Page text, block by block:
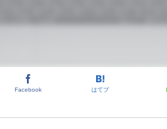
Facebook はてブ